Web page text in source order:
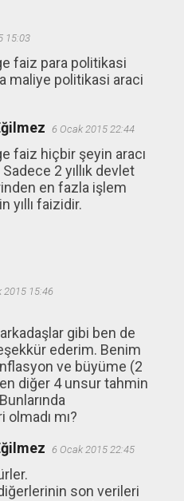
15:03
faiz para politikasi
maliye politikasi araci
6 Ocak 2015 22:44
faiz hiçbir şeyin aracı
2 yıllık devlet
en fazla işlem
yıllı faizidir.
2015 15:46
gibi ben de
ederim. Benim
ve büyüme (2
diğer 4 unsur tahmin
mı?
6 Ocak 2015 22:45
son verileri